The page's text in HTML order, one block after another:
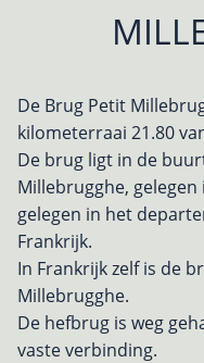
De Brug Petit
kilometerraai 21.80
De brug ligt in de
Millebrugghe, gelegen
gelegen in het
Frankrijk.
In Frankrijk zelf is de
Millebrugghe.
De hefbrug is weg
vaste verbinding.